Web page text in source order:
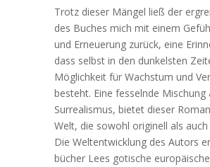
Trotz dieser Mängel ließ der
des Buches mich mit einem
und Erneuerung zurück, eine
dass selbst in den dunkelsten
Möglichkeit für Wachstum und
besteht. Eine fesselnde Mischung
Surrealismus, bietet dieser
Welt, die sowohl originell als
Die Weltentwicklung des Autors
bücher Lees gotische